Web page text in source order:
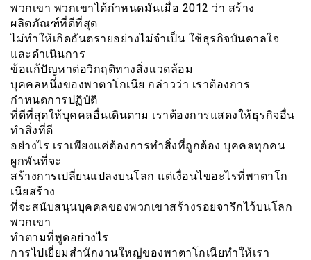
พวกเขา พวกเขาได้กำหนดมันเมื่อ 2012 ว่า สร้าง
ผลิตภัณฑ์ที่ดีที่สุด
ไม่ทำให้เกิดอันตรายอย่างไม่จำเป็น ใช้ธุรกิจบันดาลใจ
และดำเนินการ
ข้อแก้ปัญหาต่อวิกฤติทางสิ่งเเวดล้อม
บุคคลหนึ่งของพาตาโกเนีย กล่าวว่า เราต้องการ
กำหนดการปฏิบัติ
ที่ดีที่สุดให้บุคคลอื่นเดินตาม เราต้องการแสดงให้ธุรกิจอื่น
ทำสิ่งที่ดี
อย่างไร เราเพียงแค่ต้องการทำสิ่งที่ถูกต้อง บุคคลทุกคน
ผูกพันที่จะ
สร้างการเปลี่ยนแปลงบนโลก แต่เงื่อนไขอะไรที่พาตาโก
เนียสร้าง
ที่จะสนับสนุนบุคคลของพวกเขาสร้างรอยจารึกไว้บนโลก
พวกเขา
ทำตามที่พูดอย่างไร
การไปเยี่ยมสำนักงานใหญ่ของพาตาโกเนียทำให้เรา